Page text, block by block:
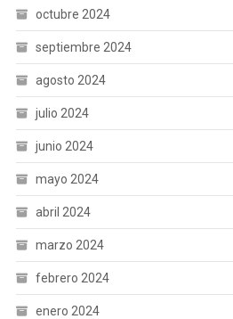
octubre 2024
septiembre 2024
agosto 2024
julio 2024
junio 2024
mayo 2024
abril 2024
marzo 2024
febrero 2024
enero 2024